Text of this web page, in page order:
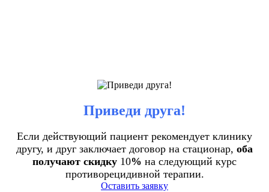
Приведи друга!
Если действующий пациент рекомендует клинику
другу, и друг заключает договор на стационар, оба
получают скидку 10% на следующий курс
противорецидивной терапии.
Оставить заявку